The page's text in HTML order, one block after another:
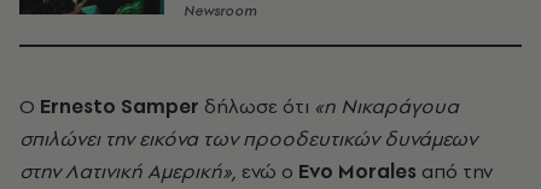
Newsroom
Ο Ernesto Samper δήλωσε ότι «η Νικαράγουα
σπιλώνει την εικόνα των προοδευτικών δυνάμεων
στην Λατινική Αμερική», ενώ ο Evo Morales από την